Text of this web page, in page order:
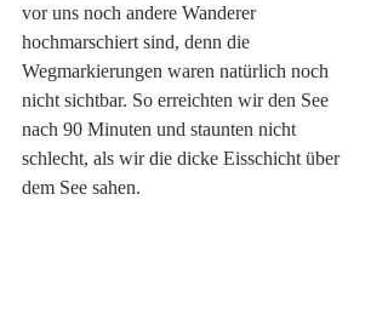
vor uns noch andere Wanderer
hochmarschiert sind, denn die
Wegmarkierungen waren natürlich noch
nicht sichtbar. So erreichten wir den See
nach 90 Minuten und staunten nicht
schlecht, als wir die dicke Eisschicht über
dem See sahen.